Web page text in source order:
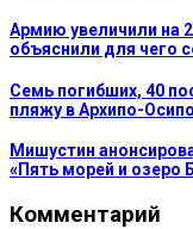
Армию увеличили на
объяснили для чего
Семь погибших, 40
пляжу в Архипо-
Мишустин
«Пять морей и озеро
Комментарий